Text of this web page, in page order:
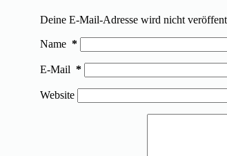
Deine E-Mail-Adresse wird nicht
Name *
E-Mail *
Website